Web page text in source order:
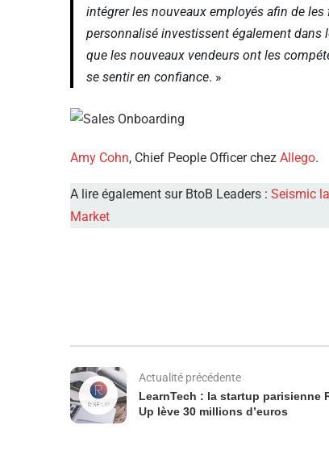
intégrer les nouveaux employés afin de
personnalisé investissent également dans
que les nouveaux vendeurs ont les
se sentir en confiance. »
Amy Cohn, Chief People Officer chez Allego.
A lire également sur BtoB Leaders : Seismic
Market
Actualité précédente
LearnTech : la startup parisienne
Up lève 30 millions d’euros